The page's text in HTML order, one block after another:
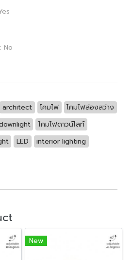
: No
architect โคมไฟ
โคมไฟส่องสว่าง
โคมไฟดาวน์ไลท์
LED
interior lighting
New